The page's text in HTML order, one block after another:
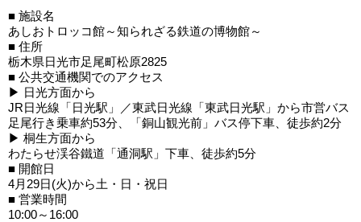
■ 施設名
あしおトロッコ館～知られざる鉄道の博物館～
■ 住所
栃木県日光市足尾町松原2825
■ 公共交通機関でのアクセス
▶ 日光方面から
JR日光線「日光駅」／東武日光線「東武日光駅」から市営バス
足尾行き乗車約53分、「銅山観光前」バス停下車、徒歩約2分
▶ 桐生方面から
わたらせ渓谷鐵道「通洞駅」下車、徒歩約5分
■ 開館日
4月29日(火)から土・日・祝日
■ 営業時間
10:00～16:00